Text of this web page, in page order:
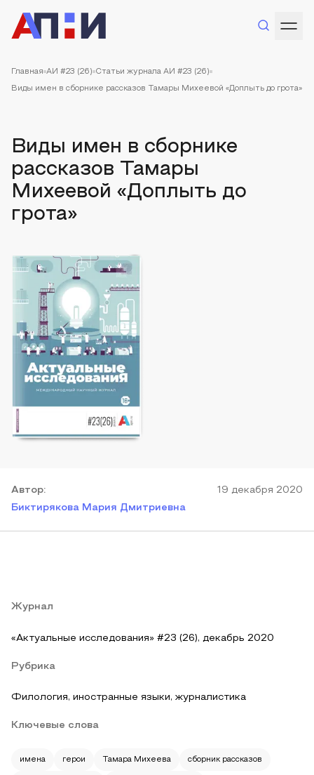
Главная АИ #23 (26) Статьи журнала АИ #23 (26)
Виды имен в сборнике рассказов Тамары Михеевой «Доплыть до грота»
Виды имен в сборнике
рассказов Тамары
Михеевой «Доплыть до
грота»
Автор:
Биктирякова Мария Дмитриевна
19 декабря 2020
Журнал
«Актуальные исследования» #23 (26), декабрь 2020
Рубрика
Филология, иностранные языки, журналистика
Ключевые слова
имена герои Тамара Михеева сборник рассказов